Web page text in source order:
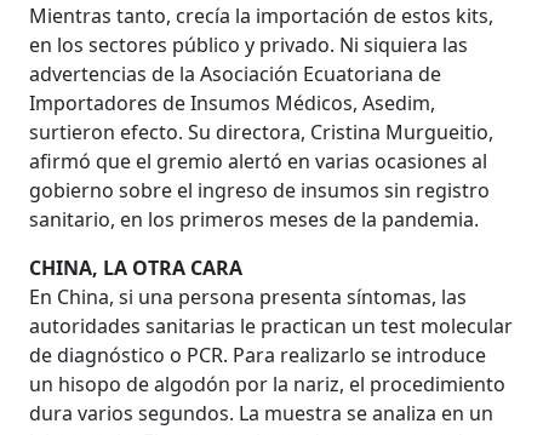
Mientras tanto, crecía la importación de estos kits,
en los sectores público y privado. Ni siquiera las
advertencias de la Asociación Ecuatoriana de
Importadores de Insumos Médicos, Asedim,
surtieron efecto. Su directora, Cristina Murgueitio,
afirmó que el gremio alertó en varias ocasiones al
gobierno sobre el ingreso de insumos sin registro
sanitario, en los primeros meses de la pandemia.
CHINA, LA OTRA CARA
En China, si una persona presenta síntomas, las
autoridades sanitarias le practican un test molecular
de diagnóstico o PCR. Para realizarlo se introduce
un hisopo de algodón por la nariz, el procedimiento
dura varios segundos. La muestra se analiza en un